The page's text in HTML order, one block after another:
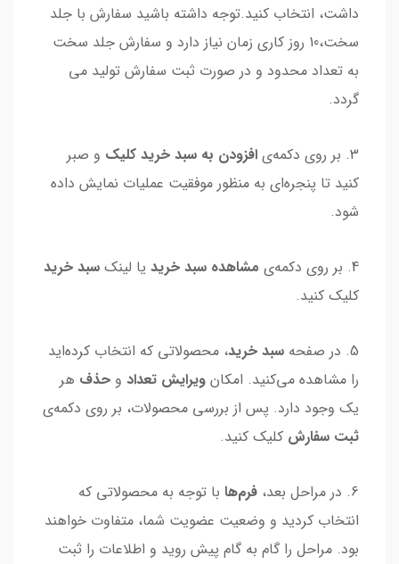
داشت، انتخاب کنید.توجه داشته باشید سفارش با جلد
سخت،10 روز کاری زمان نیاز دارد و سفارش جلد سخت
به تعداد محدود و در صورت ثبت سفارش تولید می
گردد.
3. بر روی دکمه‌ی افزودن به سبد خرید کلیک و صبر
کنید تا پنجره‌ای به منظور موفقیت عملیات نمایش داده
شود.
4. بر روی دکمه‌ی مشاهده سبد خرید یا لینک سبد خرید
کلیک کنید.
5. در صفحه سبد خرید، محصولاتی که انتخاب کرده‌اید
را مشاهده می‌کنید. امکان ویرایش تعداد و حذف هر
یک وجود دارد. پس از بررسی محصولات، بر روی دکمه‌ی
ثبت سفارش کلیک کنید.
6. در مراحل بعد، فرم‌ها با توجه به محصولاتی که
انتخاب کردید و وضعیت عضویت شما، متفاوت خواهند
بود. مراحل را گام به گام پیش روید و اطلاعات را ثبت